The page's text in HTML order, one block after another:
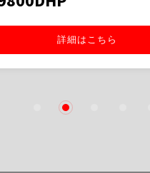
詳細はこちら
2